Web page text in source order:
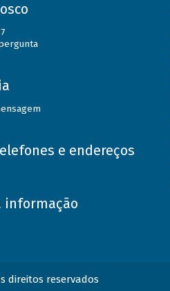
e endereços
informação
direitos reservados